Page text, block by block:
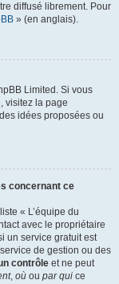
diffusé librement. Pour
» (en anglais).
Limited. Si vous
visitez la page
idées proposées ou
concernant ce
« L’équipe du
avec le propriétaire
un service gratuit est
de gestion ou des
contrôle et ne peut
, où ou par qui ce